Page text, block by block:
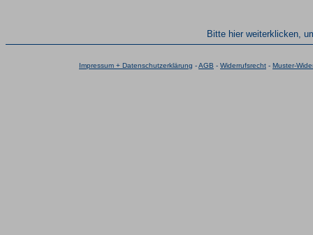
Bitte hier weiterklicken,
Impressum + Datenschutzerklärung -AGB - Widerrufsrecht - Muster-